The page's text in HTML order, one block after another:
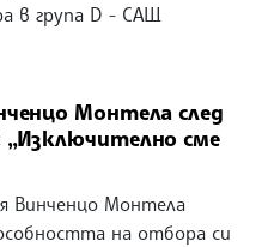
в група D - САЩ
Монтела след
сме
Винченцо Монтела
на отбора си